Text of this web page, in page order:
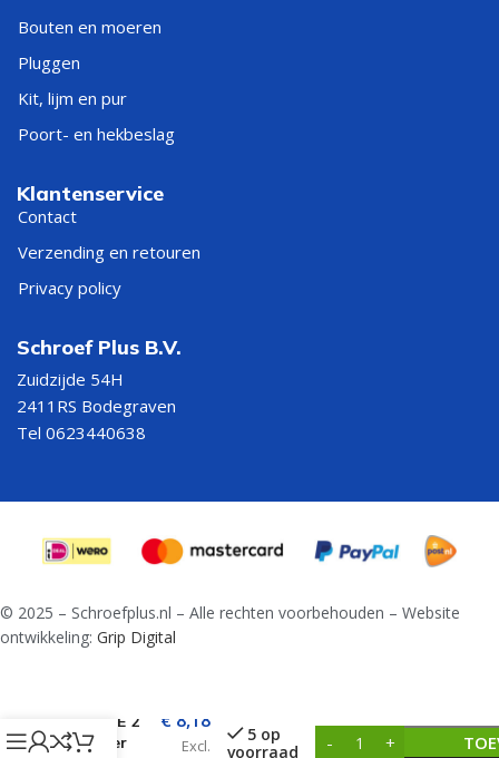
Bouten en moeren
Pluggen
Kit, lijm en pur
Poort- en hekbeslag
Klantenservice
Contact
Verzending en retouren
Privacy policy
Schroef Plus B.V.
Zuidzijde 54H
2411RS Bodegraven
Tel 0623440638
© 2025 – Schroefplus.nl – Alle rechten voorbehouden – Website
ontwikkeling: Grip Digital
TREME 2
Snijder
€ 8,18
Excl.
5 op
voorraad